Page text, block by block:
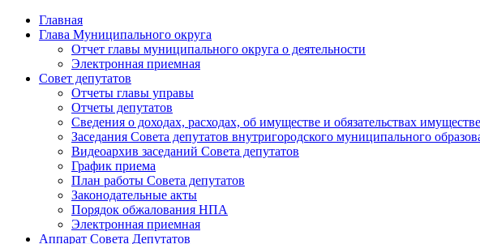
Главная
Глава Муниципального округа
Отчет главы муниципального округа о деятельности
Электронная приемная
Совет депутатов
Отчеты главы управы
Отчеты депутатов
Сведения о доходах, расходах, об имуществе и обязательствах
Заседания Совета депутатов внутригородского муниципального
Видеоархив заседаний Совета депутатов
График приема
План работы Совета депутатов
Законодательные акты
Порядок обжалования НПА
Электронная приемная
Аппарат Совета Депутатов